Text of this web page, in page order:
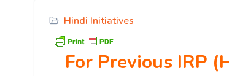
Hindi Initiatives
For Previous IRP